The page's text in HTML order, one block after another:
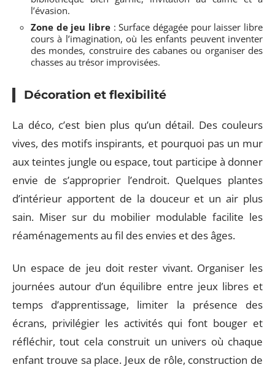
l’évasion.
Zone de jeu libre : Surface dégagée pour laisser libre
cours à l’imagination, où les enfants peuvent inventer
des mondes, construire des cabanes ou organiser des
chasses au trésor improvisées.
Décoration et flexibilité
La déco, c’est bien plus qu’un détail. Des couleurs
vives, des motifs inspirants, et pourquoi pas un mur
aux teintes jungle ou espace, tout participe à donner
envie de s’approprier l’endroit. Quelques plantes
d’intérieur apportent de la douceur et un air plus
sain. Miser sur du mobilier modulable facilite les
réaménagements au fil des envies et des âges.
Un espace de jeu doit rester vivant. Organiser les
journées autour d’un équilibre entre jeux libres et
temps d’apprentissage, limiter la présence des
écrans, privilégier les activités qui font bouger et
réfléchir, tout cela construit un univers où chaque
enfant trouve sa place. Jeux de rôle, construction de